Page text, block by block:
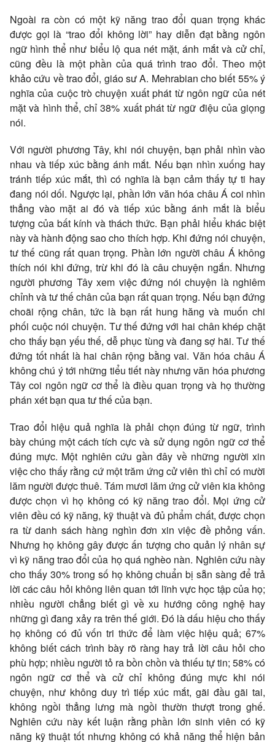
Ngoài ra còn có một kỹ năng trao đổi quan trọng khác
được gọi là “trao đổi không lời” hay diễn đạt bằng ngôn
ngữ hình thể như biểu lộ qua nét mặt, ánh mắt và cử chỉ,
cũng đều là một phần của quá trình trao đổi. Theo một
khảo cứu về trao đổi, giáo sư A. Mehrabian cho biết 55% ý
nghĩa của cuộc trò chuyện xuất phát từ ngôn ngữ của nét
mặt và hình thể, chỉ 38% xuất phát từ ngữ điệu của giọng
nói.
Với người phương Tây, khi nói chuyện, bạn phải nhìn vào
nhau và tiếp xúc bằng ánh mắt. Nếu bạn nhìn xuống hay
tránh tiếp xúc mắt, thì có nghĩa là bạn cảm thấy tự ti hay
đang nói dối. Ngược lại, phần lớn văn hóa châu Á coi nhìn
thẳng vào mặt ai đó và tiếp xúc bằng ánh mắt là biểu
tượng của bất kính và thách thức. Bạn phải hiểu khác biệt
này và hành động sao cho thích hợp. Khi đứng nói chuyện,
tư thế cũng rất quan trọng. Phần lớn người châu Á không
thích nói khi đứng, trừ khi đó là câu chuyện ngắn. Nhưng
người phương Tây xem việc đứng nói chuyện là nghiêm
chỉnh và tư thế chân của bạn rất quan trọng. Nếu bạn đứng
choãi rộng chân, tức là bạn rất hung hăng và muốn chi
phối cuộc nói chuyện. Tư thế đứng với hai chân khép chặt
cho thấy bạn yếu thế, dễ phục tùng và đang sợ hãi. Tư thế
đứng tốt nhất là hai chân rộng bằng vai. Văn hóa châu Á
không chú ý tới những tiểu tiết này nhưng văn hóa phương
Tây coi ngôn ngữ cơ thể là điều quan trọng và họ thường
phán xét bạn qua tư thế của bạn.
Trao đổi hiệu quả nghĩa là phải chọn đúng từ ngữ, trình
bày chúng một cách tích cực và sử dụng ngôn ngữ cơ thể
đúng mực. Một nghiên cứu gần đây về những người xin
việc cho thấy rằng cứ một trăm ứng cử viên thì chỉ có mười
lăm người được thuê. Tám mươi lăm ứng cử viên kia không
được chọn vì họ không có kỹ năng trao đổi. Mọi ứng cử
viên đều có kỹ năng, kỹ thuật và đủ phẩm chất, được chọn
ra từ danh sách hàng nghìn đơn xin việc đề phỏng vấn.
Nhưng họ không gây được ấn tượng cho quản lý nhân sự
vì kỹ năng trao đổi của họ quá nghèo nàn. Nghiên cứu này
cho thấy 30% trong số họ không chuẩn bị sẵn sàng để trả
lời các câu hỏi không liên quan tới lĩnh vực học tập của họ;
nhiều người chẳng biết gì về xu hướng công nghệ hay
những gì đang xảy ra trên thế giới. Đó là dấu hiệu cho thấy
họ không có đủ vốn tri thức để làm việc hiệu quả; 67%
không biết cách trình bày rõ ràng hay trả lời câu hỏi cho
phù hợp; nhiều người tỏ ra bồn chồn và thiếu tự tin; 58% có
ngôn ngữ cơ thể và cử chỉ không đúng mực khi nói
chuyện, như không duy trì tiếp xúc mắt, gãi đầu gãi tai,
không ngồi thẳng lưng mà ngồi thườn thượt trong ghế.
Nghiên cứu này kết luận rằng phần lớn sinh viên có kỹ
năng kỹ thuật tốt nhưng không có khả năng thể hiện bản